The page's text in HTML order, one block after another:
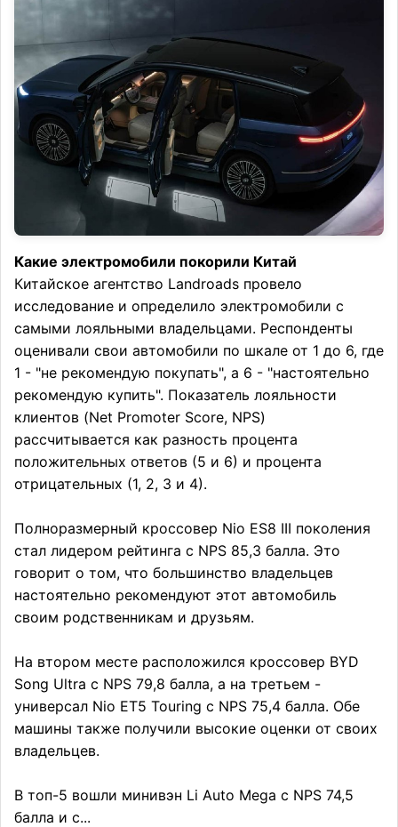
Какие электромобили покорили Китай
Китайское агентство Landroads провело
исследование и определило электромобили с
самыми лояльными владельцами. Респонденты
оценивали свои автомобили по шкале от 1 до 6, где
1 - "не рекомендую покупать", а 6 - "настоятельно
рекомендую купить". Показатель лояльности
клиентов (Net Promoter Score, NPS)
рассчитывается как разность процента
положительных ответов (5 и 6) и процента
отрицательных (1, 2, 3 и 4).
Полноразмерный кроссовер Nio ES8 III поколения
стал лидером рейтинга с NPS 85,3 балла. Это
говорит о том, что большинство владельцев
настоятельно рекомендуют этот автомобиль
своим родственникам и друзьям.
На втором месте расположился кроссовер BYD
Song Ultra с NPS 79,8 балла, а на третьем -
универсал Nio ET5 Touring с NPS 75,4 балла. Обе
машины также получили высокие оценки от своих
владельцев.
В топ-5 вошли минивэн Li Auto Mega с NPS 74,5
балла и с...